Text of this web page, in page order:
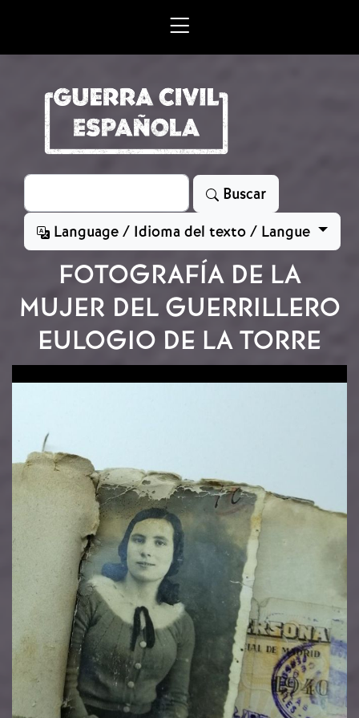
Search
Buscar
Language / Idioma del texto / Langue
FOTOGRAFÍA DE LA
MUJER DEL GUERRILLERO
EULOGIO DE LA TORRE